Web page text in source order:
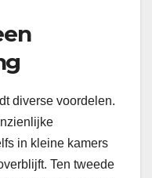
diverse voordelen.
in kleine kamers
Ten tweede